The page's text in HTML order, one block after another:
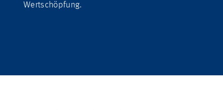
Wertschöpfung.